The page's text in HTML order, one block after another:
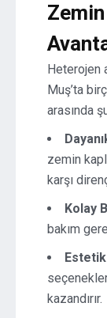
Heterojen
Muş’ta
arasında
zemin
karşı
Kolay
bakım
kazandırır.